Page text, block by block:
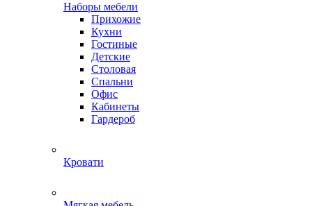
Наборы мебели
Прихожие
Кухни
Гостиные
Детские
Столовая
Спальни
Офис
Кабинеты
Гардероб
Кровати